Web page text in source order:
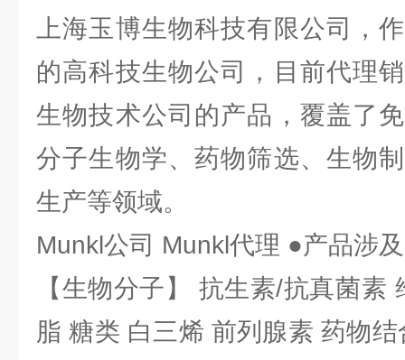
上海玉博生物科技有限公司，
的高科技生物公司，目前代理
生物技术公司的产品，覆盖了
分子生物学、药物筛选、生物
生产等领域。
Munkl公司 Munkl代理 ●产品涉
【生物分子】 抗生素/抗真菌素
脂 糖类 白三烯 前列腺素 药物